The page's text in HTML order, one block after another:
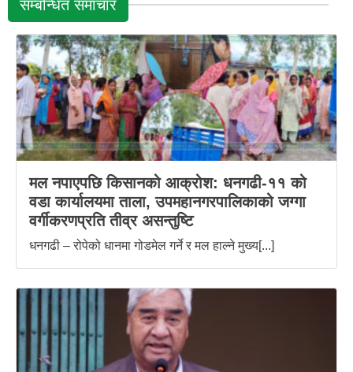
सम्बन्धित समाचार
मल नपाएपछि किसानको आक्रोश: धनगढी-११ को
वडा कार्यालयमा ताला, उपमहानगरपालिकाको जग्गा
वर्गीकरणप्रति तीव्र असन्तुष्टि
धनगढी – रोपेको धानमा गोडमेल गर्ने र मल हाल्ने मुख्य[...]